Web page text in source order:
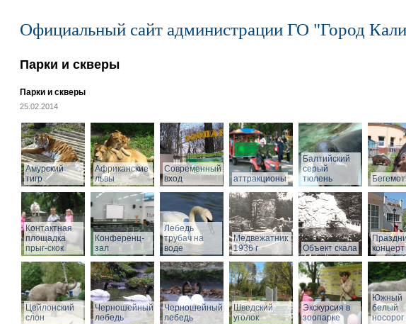
Официальный сайт администрации ГО "Город
Парки и скверы
Парки и скверы
25.02.2014
Амурский
тигр
Африканские
львы
Современный
вход
аттракционы
Балтийский
серый
тюлень
Бегемот
Контактная
площадка
прыг-скок
Конференц-
зал
Лебедь
трубач на
воде
Медвежатник
1936 г
Объект скала
концерт
Цейлонский
слон
Черношейный
лебедь
Черношейный
лебедь
Шведский
уголок
Экскурсия в
зоопарке
Южный
белый
носорог